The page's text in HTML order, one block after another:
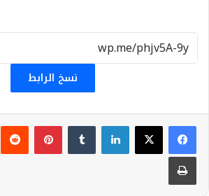
نسخ الرابط
لينكدإن بينتيريست
طباعة